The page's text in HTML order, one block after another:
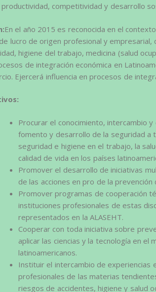
competitividad y desarrollo
En el año 2015 es reconocida en el
lucro de origen profesional y
higiene del trabajo, medicina (salud
de integración económica en
Ejercerá influencia en procesos de
Procurar el conocimiento, intercambio
fomento y desarrollo de la seguridad a
seguridad e higiene en el trabajo, la
calidad de vida en los países
Promover el desarrollo de iniciativas
de las acciones en pro de la
Promover programas de cooperación
instituciones profesionales de estas
representados en la ALASEHT.
Cooperar con toda iniciativa sobre
aplicar las ciencias y la tecnología en
latinoamericanos.
Instituir el intercambio de experiencias
profesionales de las materias
riesgos de accidentes, higiene y salud